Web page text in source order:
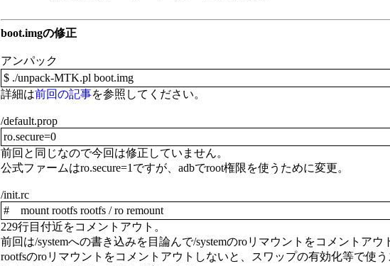
boot.imgの修正
アンパック
$ ./unpack-MTK.pl boot.img
詳細は前回の記事を参照してください。
/default.prop
ro.secure=0
前回と同じなので今回は修正していません。
公式ファームはro.secure=1ですが、adbでroot権限を使うために変更。
/init.rc
# mount rootfs rootfs / ro remount
229行目付近をコメントアウト。
前回は/systemへの書き込みを目論んで/systemのroリマウントをコメントア
rootfsのroリマウントをコメントアウトしないと、スワップの有効化等で使